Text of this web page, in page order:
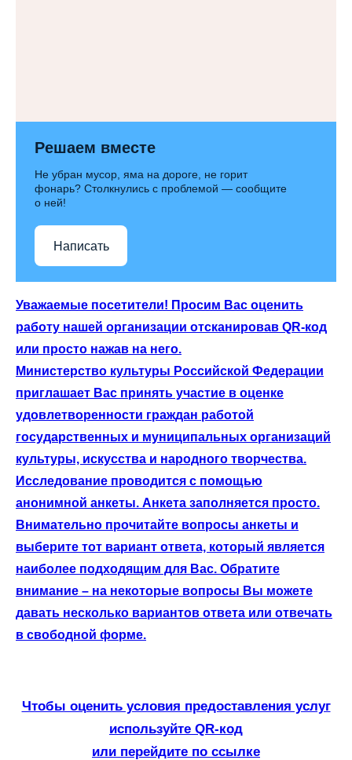
Решаем вместе
Не убран мусор, яма на дороге, не горит
фонарь? Столкнулись с проблемой — сообщите
о ней!
Написать
Уважаемые посетители! Просим Вас оценить
работу нашей организации отсканировав QR-код
или просто нажав на него.
Министерство культуры Российской Федерации
приглашает Вас принять участие в оценке
удовлетворенности граждан работой
государственных и муниципальных организаций
культуры, искусства и народного творчества.
Исследование проводится с помощью
анонимной анкеты. Анкета заполняется просто.
Внимательно прочитайте вопросы анкеты и
выберите тот вариант ответа, который является
наиболее подходящим для Вас. Обратите
внимание – на некоторые вопросы Вы можете
давать несколько вариантов ответа или отвечать
в свободной форме.
Чтобы оценить условия предоставления услуг
используйте QR-код
или перейдите по ссылке